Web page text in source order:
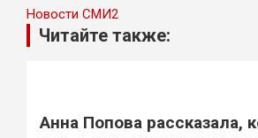
Новости СМИ2
Читайте также:
Анна Попова рассказала,